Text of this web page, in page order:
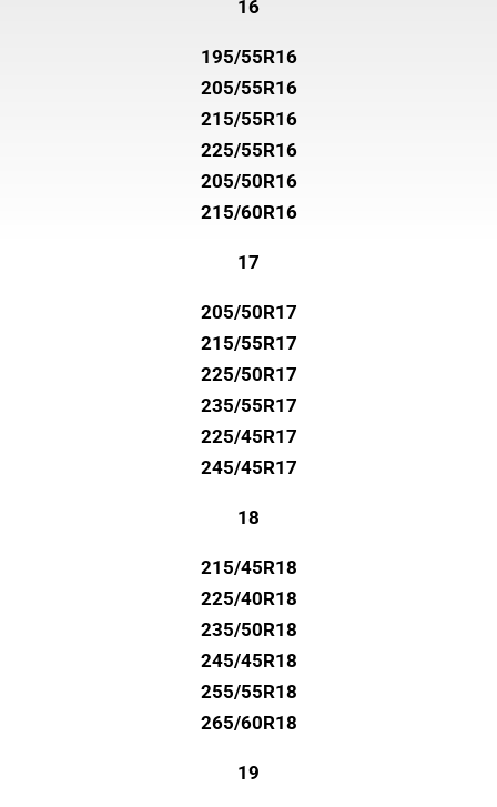
16
195/55R16
205/55R16
215/55R16
225/55R16
205/50R16
215/60R16
17
205/50R17
215/55R17
225/50R17
235/55R17
225/45R17
245/45R17
18
215/45R18
225/40R18
235/50R18
245/45R18
255/55R18
265/60R18
19